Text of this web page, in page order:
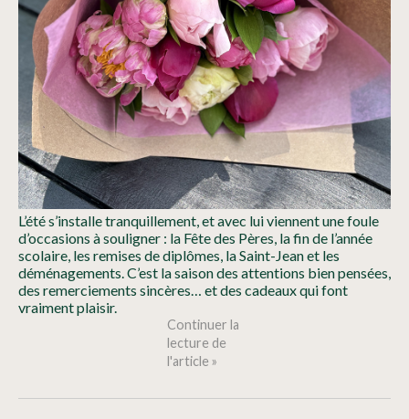
L’été s’installe tranquillement, et avec lui viennent une foule
d’occasions à souligner : la Fête des Pères, la fin de l’année
scolaire, les remises de diplômes, la Saint-Jean et les
déménagements. C’est la saison des attentions bien pensées,
des remerciements sincères… et des cadeaux qui font
vraiment plaisir.
Continuer la
lecture de
l'article »